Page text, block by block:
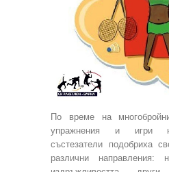
По време на
упражнения и игри
състезатели подобриха
различни направления: